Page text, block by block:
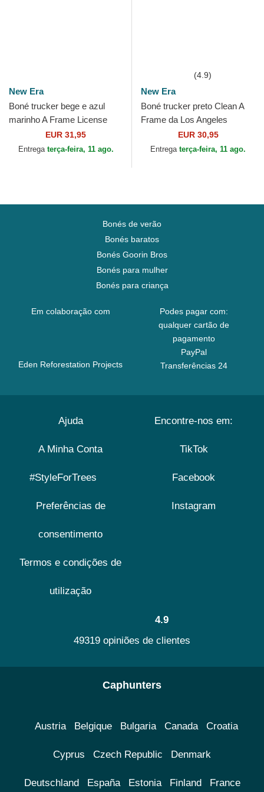
New Era
Boné trucker bege e azul
marinho A Frame License
Plate da California da New
Era
EUR 31,95
Entrega terça-feira, 11 ago.
(4.9)
New Era
Boné trucker preto Clean A
Frame da Los Angeles
Dodgers MLB da New Era
EUR 30,95
Entrega terça-feira, 11 ago.
Bonés de verão
Bonés baratos
Bonés Goorin Bros
Bonés para mulher
Bonés para criança
Em colaboração com
Eden Reforestation Projects
Podes pagar com:
qualquer cartão de
pagamento
PayPal
Transferências 24
Ajuda
A Minha Conta
#StyleForTrees
Preferências de
consentimento
Termos e condições de
utilização
Encontre-nos em:
TikTok
Facebook
Instagram
4.9
49319 opiniões de clientes
Caphunters
Austria Belgique Bulgaria Canada Croatia
Cyprus Czech Republic Denmark
Deutschland España Estonia Finland France